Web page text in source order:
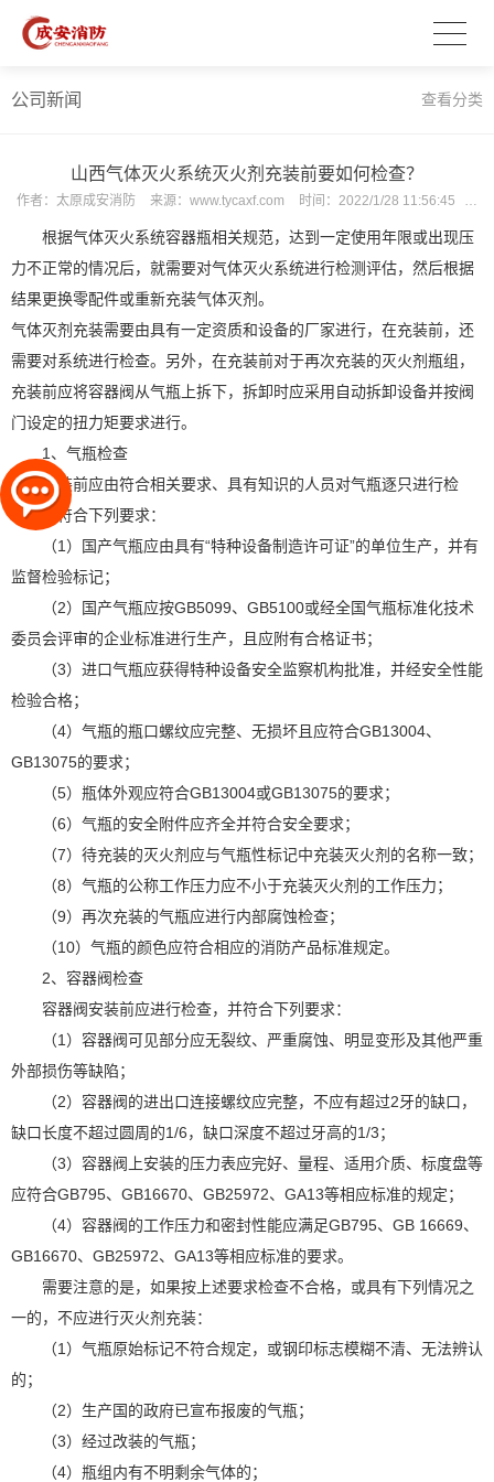
公司新闻 查看分类
山西气体灭火系统灭火剂充装前要如何检查？
作者： 太原成安消防 来源： www.tycaxf.com 时间： 2022/1/28 11:56:45 次
根据气体灭火系统容器瓶相关规范，达到一定使用年限或出现压
力不正常的情况后，就需要对气体灭火系统进行检测评估，然后根据
结果更换零配件或重新充装气体灭剂。
气体灭剂充装需要由具有一定资质和设备的厂家进行，在充装前，还
需要对系统进行检查。另外，在充装前对于再次充装的灭火剂瓶组，
充装前应将容器阀从气瓶上拆下，拆卸时应采用自动拆卸设备并按阀
门设定的扭力矩要求进行。
1、气瓶检查
充装前应由符合相关要求、具有知识的人员对气瓶逐只进行检
查，并符合下列要求：
（1）国产气瓶应由具有“特种设备制造许可证”的单位生产，并有
监督检验标记；
（2）国产气瓶应按GB5099、GB5100或经全国气瓶标准化技术
委员会评审的企业标准进行生产，且应附有合格证书；
（3）进口气瓶应获得特种设备安全监察机构批准，并经安全性能
检验合格；
（4）气瓶的瓶口螺纹应完整、无损坏且应符合GB13004、
GB13075的要求；
（5）瓶体外观应符合GB13004或GB13075的要求；
（6）气瓶的安全附件应齐全并符合安全要求；
（7）待充装的灭火剂应与气瓶性标记中充装灭火剂的名称一致；
（8）气瓶的公称工作压力应不小于充装灭火剂的工作压力；
（9）再次充装的气瓶应进行内部腐蚀检查；
（10）气瓶的颜色应符合相应的消防产品标准规定。
2、容器阀检查
容器阀安装前应进行检查，并符合下列要求：
（1）容器阀可见部分应无裂纹、严重腐蚀、明显变形及其他严重
外部损伤等缺陷；
（2）容器阀的进出口连接螺纹应完整，不应有超过2牙的缺口，
缺口长度不超过圆周的1/6，缺口深度不超过牙高的1/3；
（3）容器阀上安装的压力表应完好、量程、适用介质、标度盘等
应符合GB795、GB16670、GB25972、GA13等相应标准的规定；
（4）容器阀的工作压力和密封性能应满足GB795、GB 16669、
GB16670、GB25972、GA13等相应标准的要求。
需要注意的是，如果按上述要求检查不合格，或具有下列情况之
一的，不应进行灭火剂充装：
（1）气瓶原始标记不符合规定，或钢印标志模糊不清、无法辨认
的；
（2）生产国的政府已宣布报废的气瓶；
（3）经过改装的气瓶；
（4）瓶组内有不明剩余气体的；